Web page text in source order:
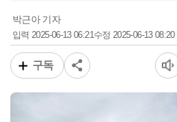
박근아 기자
입력2025-06-13 06:21수정 2025-06-13 08:20
구독